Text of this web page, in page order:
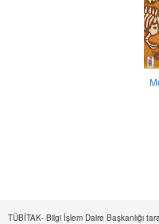
TÜBİTAK- Bilgi İşlem Daire Başkanlığı